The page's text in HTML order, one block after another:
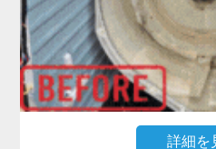
私たち「家電の達人」は、
て物理的に削ぎ落とす洗濯
ロフェッショナルです。
柳川市にお住まいのお客様
ピカピカになった」「嫌な
詳細を